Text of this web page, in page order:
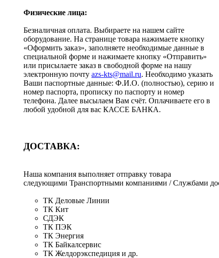
Физические лица:
Безналичная оплата. Выбираете на нашем сайте
оборудование. На странице товара нажимаете кнопку
«Оформить заказ», заполняете необходимые данные в
специальной форме и нажимаете кнопку «Отправить»
или присылаете заказ в свободной форме на нашу
электронную почту azs-kts@mail.ru. Необходимо указать
Ваши паспортные данные: Ф.И.О. (полностью), серию и
номер паспорта, прописку по паспорту и номер
телефона. Далее высылаем Вам счёт. Оплачиваете его в
любой удобной для вас КАССЕ БАНКА.
ДОСТАВКА:
Наша компания выполняет отправку товара
следующими Транспортными компаниями / Службами
ТК Деловые Линии
ТК Кит
СДЭК
ТК ПЭК
ТК Энергия
ТК Байкалсервис
ТК Желдорэкспедиция и др.